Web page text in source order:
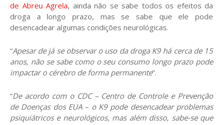
de Abreu Agrela, ainda não se sabe todos os efeitos da
droga a longo prazo, mas se sabe que ele pode
desencadear algumas condições neurológicas.
“Apesar de já se observar o uso da droga K9 há cerca de 15
anos, não se sabe como o seu consumo longo prazo pode
impactar o cérebro de forma permanente”.
“De acordo com o CDC – Centro de Controle e Prevenção
de Doenças dos EUA – o K9 pode desencadear problemas
psiquiátricos e neurológicos, mas além disso, sabe-se que